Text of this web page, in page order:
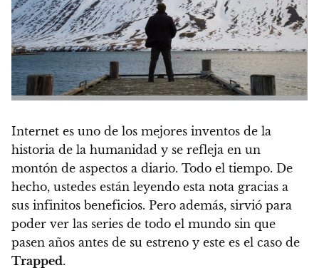
Internet es uno de los mejores inventos de la
historia de la humanidad y se refleja en un
montón de aspectos a diario. Todo el tiempo. De
hecho, ustedes están leyendo esta nota gracias a
sus infinitos beneficios. Pero además, sirvió para
poder ver las series de todo el mundo sin que
pasen años antes de su estreno y este es el caso de
Trapped.